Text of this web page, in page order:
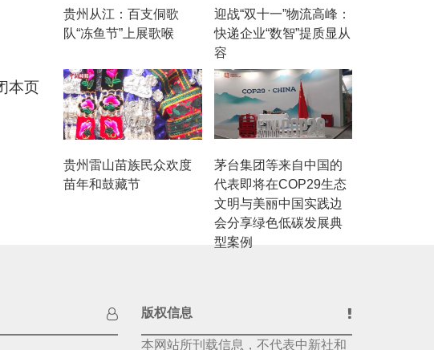
本页
贵州从江：百支侗歌
队“冻鱼节”上展歌喉
迎战“双十一”物流高峰：
快递企业“数智”提质显从
容
贵州雷山苗族民众欢度
苗年和鼓藏节
茅台集团等来自中国的
代表即将在COP29生态
文明与美丽中国实践边
会分享绿色低碳发展典
型案例
版权信息
本网站所刊载信息，不代表中新社和